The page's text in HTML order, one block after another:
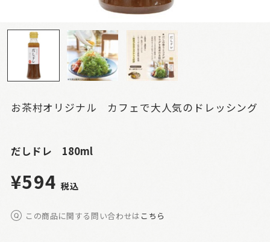
お茶村オリジナル カフェで大人気のドレッシング
だしドレ 180ml
¥594 税込
この商品に関する問い合わせは こちら